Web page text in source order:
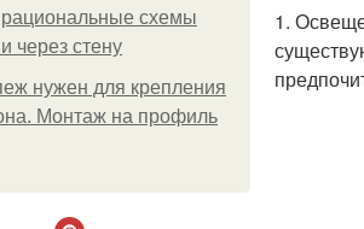
схемы
через стену
нужен для крепления
Монтаж на профиль
1.